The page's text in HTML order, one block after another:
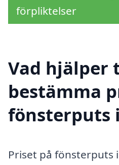
förpliktelser
Vad hjälper
bestämma
fönsterputs
Priset på fönsterputs